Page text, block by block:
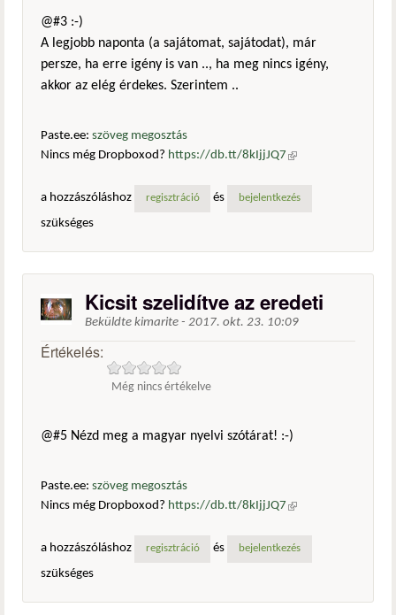
@#3 :-)
A legjobb naponta (a sajátomat, sajátodat), már
persze, ha erre igény is van .., ha meg nincs igény,
akkor az elég érdekes. Szerintem ..
Paste.ee: szöveg megosztás
Nincs még Dropboxod? https://db.tt/8kIjjJQ7 (külső
a hozzászóláshoz
regisztráció és bejelentkezés
szükséges
Kicsit szelidítve az eredeti
Beküldte kimarite - 2017. okt. 23. 10:09
Értékelés:
Még nincs értékelve
@#5 Nézd meg a magyar nyelvi szótárat! :-)
Paste.ee: szöveg megosztás
Nincs még Dropboxod? https://db.tt/8kIjjJQ7 (külső
a hozzászóláshoz
regisztráció és bejelentkezés
szükséges